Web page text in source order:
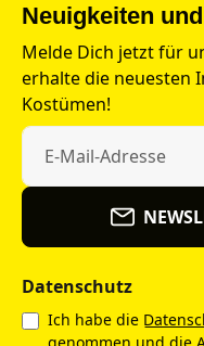
Neuigkeiten
Melde Dich jetzt für
erhalte die neuesten
Kostümen!
Datenschutz
Ich habe die
genommen und die